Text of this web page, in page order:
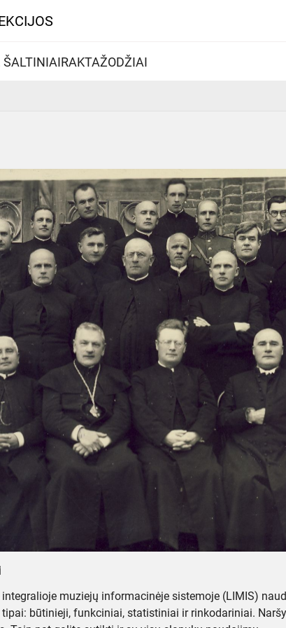
ŠALTINIAIRAKTAŽODŽIAI
muziejų informacinėje sistemoje (LIMIS)
būtinieji, funkciniai, statistiniai ir rinkodariniai.